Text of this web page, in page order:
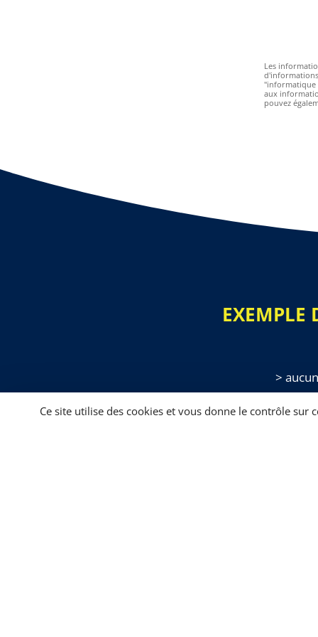
Les
"informatique
aux
pouvez
EXEMPLE
>
Ce site utilise des cookies et vous donne le contrôle sur